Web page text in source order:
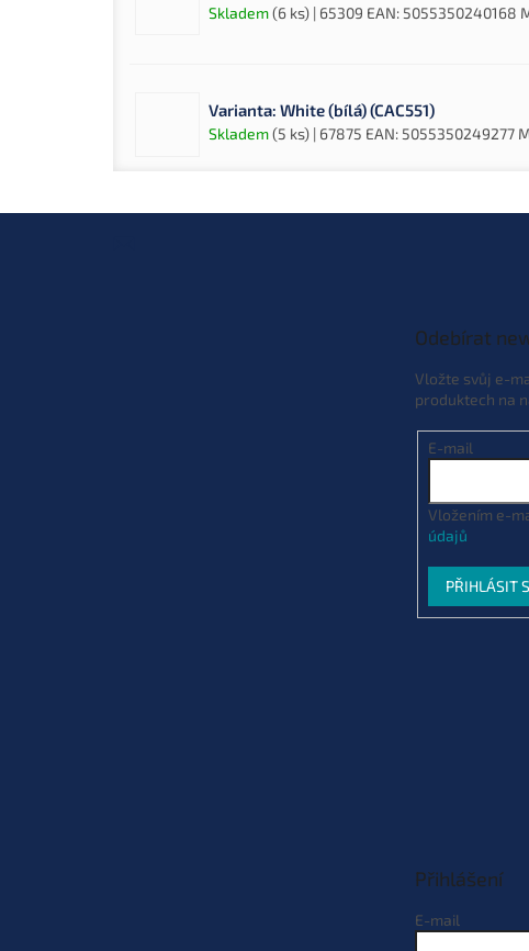
Skladem(6 ks) | 65309 EAN: 5055350240168
Varianta: White (bílá) (CAC551)
Skladem(5 ks) | 67875 EAN: 5055350249277
Odebírat
Vložte svůj e-
produktech na
E-mail
Vložením e-
údajů
PŘIHLÁSIT
Přihlášení
E-mail